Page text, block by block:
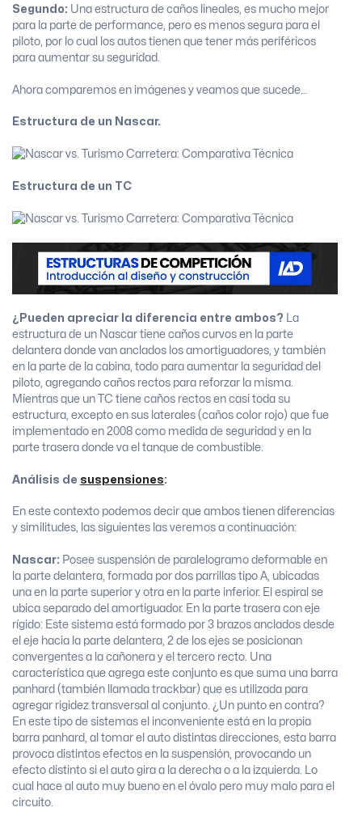
Segundo: Una estructura de caños lineales, es mucho mejor
para la parte de performance, pero es menos segura para el
piloto, por lo cual los autos tienen que tener más periféricos
para aumentar su seguridad.
Ahora comparemos en imágenes y veamos que sucede…
Estructura de un Nascar.
Estructura de un TC
¿Pueden apreciar la diferencia entre ambos? La
estructura de un Nascar tiene caños curvos en la parte
delantera donde van anclados los amortiguadores, y también
en la parte de la cabina, todo para aumentar la seguridad del
piloto, agregando caños rectos para reforzar la misma.
Mientras que un TC tiene caños rectos en casi toda su
estructura, excepto en sus laterales (caños color rojo) que fue
implementado en 2008 como medida de seguridad y en la
parte trasera donde va el tanque de combustible.
Análisis de suspensiones:
En este contexto podemos decir que ambos tienen diferencias
y similitudes, las siguientes las veremos a continuación:
Nascar: Posee suspensión de paralelogramo deformable en
la parte delantera, formada por dos parrillas tipo A, ubicadas
una en la parte superior y otra en la parte inferior. El espiral se
ubica separado del amortiguador. En la parte trasera con eje
rígido: Este sistema está formado por 3 brazos anclados desde
el eje hacia la parte delantera, 2 de los ejes se posicionan
convergentes a la cañonera y el tercero recto. Una
característica que agrega este conjunto es que suma una barra
panhard (también llamada trackbar) que es utilizada para
agregar rigidez transversal al conjunto. ¿Un punto en contra?
En este tipo de sistemas el inconveniente está en la propia
barra panhard, al tomar el auto distintas direcciones, esta barra
provoca distintos efectos en la suspensión, provocando un
efecto distinto si el auto gira a la derecha o a la izquierda. Lo
cual hace al auto muy bueno en el óvalo pero muy malo para el
circuito.